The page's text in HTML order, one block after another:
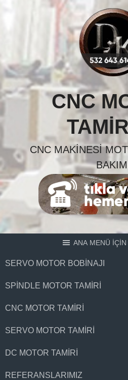
CNC
CNC MAKINESI
ANA MENÜ
SERVO MOTOR BOBINAJI
SPINDLE MOTOR TAMIRI
CNC MOTOR TAMIRI
SERVO MOTOR TAMIRI
DC MOTOR TAMIRI
REFERANSLARIMIZ